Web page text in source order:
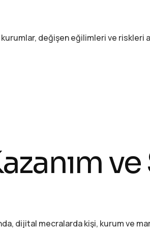
değişen eğilimleri ve riskleri
dijital mecralarda kişi, kurum ve